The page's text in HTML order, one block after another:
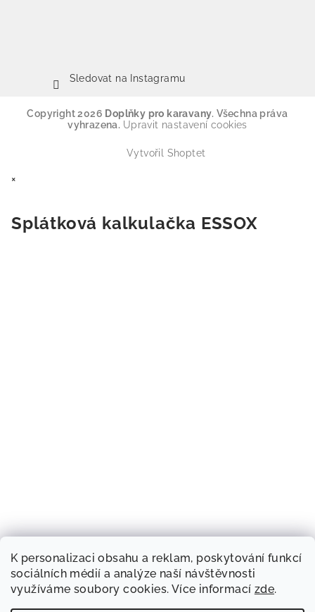
K personalizaci obsahu a reklam, poskytování funkcí
sociálních médií a analýze naší návštěvnosti
využíváme soubory cookies. Více informací zde.
Sledovat na Instagramu
Copyright 2026 Doplňky pro karavany. Všechna práva
vyhrazena. Upravit nastavení cookies
Vytvořil Shoptet
×
Splátková kalkulačka ESSOX